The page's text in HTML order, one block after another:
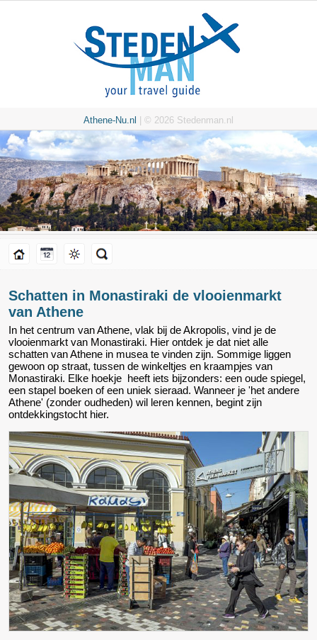
Athene-Nu.nl | © 2026 Stedenman.nl
Schatten in Monastiraki de vlooienmarkt
van Athene
In het centrum van Athene, vlak bij de Akropolis, vind je de
vlooienmarkt van Monastiraki. Hier ontdek je dat niet alle
schatten van Athene in musea te vinden zijn. Sommige liggen
gewoon op straat, tussen de winkeltjes en kraampjes van
Monastiraki. Elke hoekje heeft iets bijzonders: een oude spiegel,
een stapel boeken of een uniek sieraad. Wanneer je 'het andere
Athene' (zonder oudheden) wil leren kennen, begint zijn
ontdekkingstocht hier.